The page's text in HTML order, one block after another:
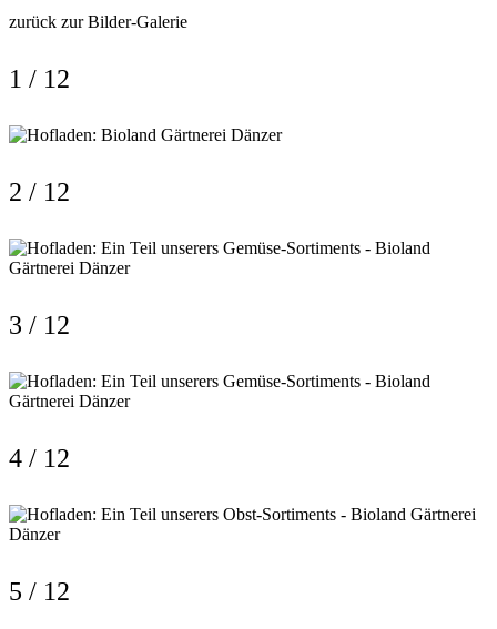
zurück zur Bilder-Galerie
1 / 12
2 / 12
3 / 12
4 / 12
5 / 12